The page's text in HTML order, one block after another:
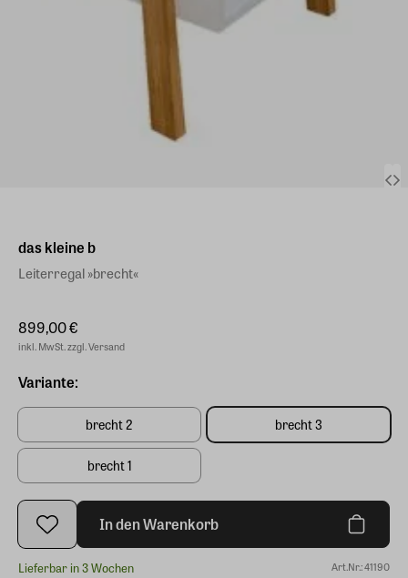
das kleine b
Leiterregal »brecht«
899,00 €
inkl. MwSt. zzgl. Versand
Variante:
brecht 2 brecht 3
brecht 1
In den Warenkorb
Lieferbar in 3 Wochen Art.Nr.: 41190